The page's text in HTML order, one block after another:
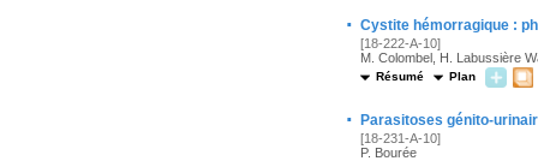
· Cystite hémorragique :
[18-222-A-10]
M. Colombel, H. Labussière
Résumé Plan
· Parasitoses génito-
[18-231-A-10]
P. Bourée